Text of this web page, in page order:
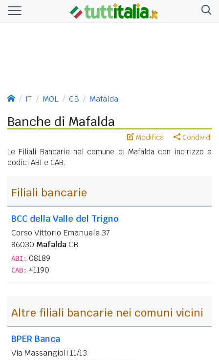
IT MOL CB Mafalda
Banche di Mafalda
Modifica Condividi
Le Filiali Bancarie nel comune di Mafalda con indirizzo e
codici ABI e CAB.
Filiali bancarie
BCC della Valle del Trigno
Corso Vittorio Emanuele 37
86030 MafaldaCB
ABI: 08189
CAB: 41190
Altre filiali bancarie nei comuni vicini
BPER Banca
Via Massangioli 11/13